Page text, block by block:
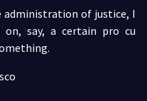
of justice, I
on, say, a certain pro cu